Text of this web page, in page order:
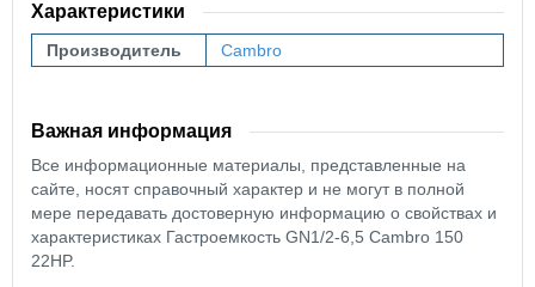
Характеристики
Производитель Cambro
Важная информация
Все информационные материалы, представленные на
сайте, носят справочный характер и не могут в полной
мере передавать достоверную информацию о свойствах и
характеристиках Гастроемкость GN1/2-6,5 Cambro 150
22HP.